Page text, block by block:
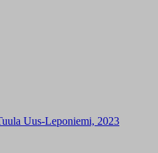
Uus-Leponiemi, 2023